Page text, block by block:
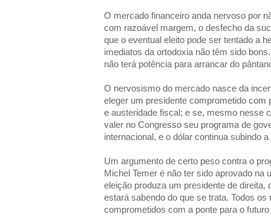
O mercado financeiro anda nervoso por
com razoável margem, o desfecho da
que o eventual eleito pode ser tentado a
imediatos da ortodoxia não têm sido
não terá potência para arrancar do
O nervosismo do mercado nasce da
eleger um presidente comprometido com
e austeridade fiscal; e se, mesmo nesse
valer no Congresso seu programa de
internacional, e o dólar continua subindo a
Um argumento de certo peso contra o
Michel Temer é não ter sido aprovado na
eleição produza um presidente de direita,
estará sabendo do que se trata. Todos
comprometidos com a ponte para o